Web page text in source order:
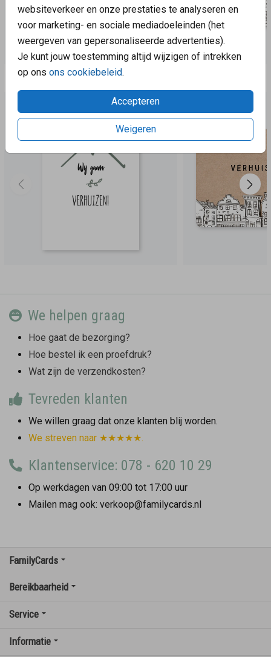
websiteverkeer en onze prestaties te analyseren en
voor marketing- en sociale mediadoeleinden (het
weergeven van gepersonaliseerde advertenties).
Je kunt jouw toestemming altijd wijzigen of intrekken
op ons ons cookiebeleid.
Accepteren
Weigeren
Aanbevolen
We helpen graag
Hoe gaat de bezorging?
Hoe bestel ik een proefdruk?
Wat zijn de verzendkosten?
Tevreden klanten
We willen graag dat onze klanten blij worden.
We streven naar ★★★★★.
Klantenservice: 078 - 620 10 29
Op werkdagen van 09:00 tot 17:00 uur
Mailen mag ook: verkoop@familycards.nl
FamilyCards
Bereikbaarheid
Service
Informatie